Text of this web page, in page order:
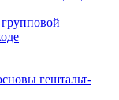
гештальт-